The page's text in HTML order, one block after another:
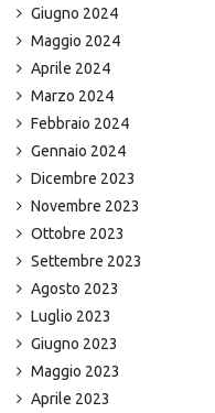
Giugno 2024
Maggio 2024
Aprile 2024
Marzo 2024
Febbraio 2024
Gennaio 2024
Dicembre 2023
Novembre 2023
Ottobre 2023
Settembre 2023
Agosto 2023
Luglio 2023
Giugno 2023
Maggio 2023
Aprile 2023